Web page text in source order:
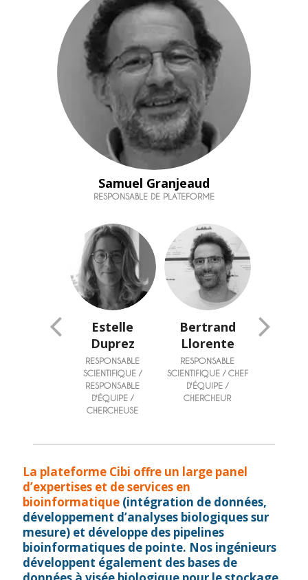
Samuel Granjeaud
RESPONSABLE DE PLATEFORME
Estelle
Duprez
RESPONSABLE
SCIENTIFIQUE /
RESPONSABLE
D'ÉQUIPE /
CHERCHEUSE
Bertrand
Llorente
RESPONSABLE
SCIENTIFIQUE / CHEF
D'ÉQUIPE /
CHERCHEUR
La plateforme Cibi offre un large panel
d’expertises et de services en
bioinformatique (intégration de données,
développement d’analyses biologiques sur
mesure) et développe des pipelines
bioinformatiques de pointe. Nos ingénieurs
développent également des bases de